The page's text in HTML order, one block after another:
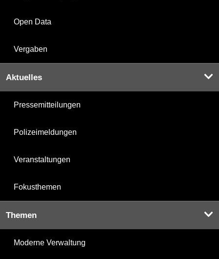
Open Data
Vergaben
Aktuelles
Pressemitteilungen
Polizeimeldungen
Veranstaltungen
Fokusthemen
Themen
Moderne Verwaltung